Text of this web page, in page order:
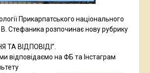
Прикарпатського національного
В. Стефаника розпочинає нову рубрику
ТА ВІДПОВІДІ”.
відповідаємо на ФБ та Інстаграм